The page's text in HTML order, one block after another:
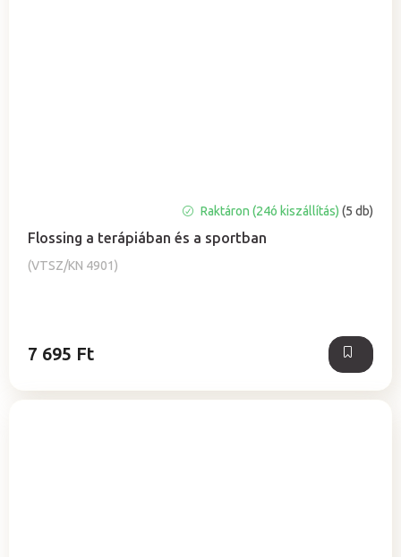
Flossing a terápiában és a sportban
(VTSZ/KN 4901)
termék
átlagos
értékelése
Raktáron (24ó kiszállítás)(5 db)
7 695 Ft